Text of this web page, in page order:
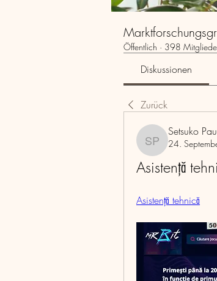
Öffentlich · 398
Diskussionen
Zurück
Setsuko Pauly
Setsuko
24.
Asistență
Asistență tehnică